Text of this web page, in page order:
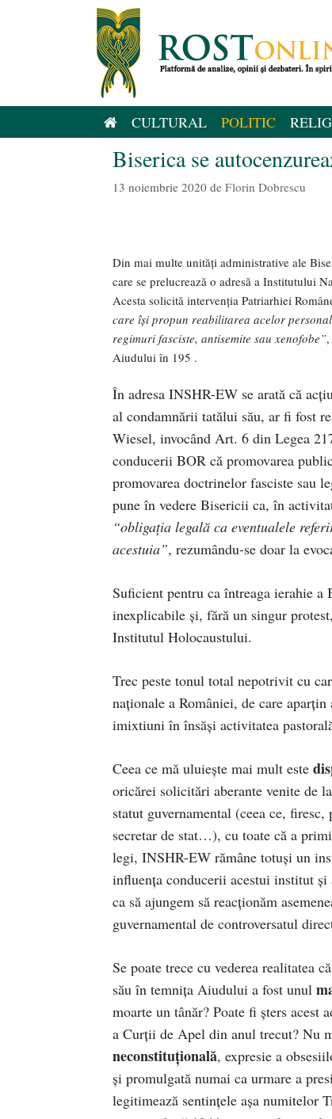
CULTURAL POLITIC
Biserica se
13 noiembrie 2020 de Florin Dobrescu
Din mai multe unități administrative ale
care se prelucrează o adresă a Institutului
Acesta solicită intervenția Patriarhiei
care își propun reabilitarea acelor
regimuri fasciste, antisemite sau xenofobe”
Aiudului în 195 .
În adresa INSHR-EW se arată că
al condamnării tatălui său, ar fi fost
Wiesel, invocând Art. 6 din Legea
conducerii BOR că promovarea
promovarea doctrinelor fasciste sau
pune în vedere Bisericii ca, în
“obligația legală ca eventualele
acestuia”, rezumându-se doar la
Suficient pentru ca întreaga ierahie
inexplicabile și, fără un singur
Institutul Holocaustului.
Trec peste tonul total nepotrivit cu
naționale a României, de care
imixtiuni în însăși activitatea
Ceea ce mă uluiește mai mult este
oricărei solicitări aberante venite de
statut guvernamental (ceea ce,
secretar de stat…), cu toate că a
legi, INSHR-EW rămâne totuși un
influența conducerii acestui institut
ca să ajungem să reacționăm
guvernamental de controversatul
Se poate trece cu vederea realitatea
său în temnița Aiudului a fost unul
moarte un tânăr? Poate fi șters acest
a Curții de Apel din anul trecut? Nu
neconstituțională, expresie a
și promulgată numai ca urmare a
legitimează sentințele așa numitelor